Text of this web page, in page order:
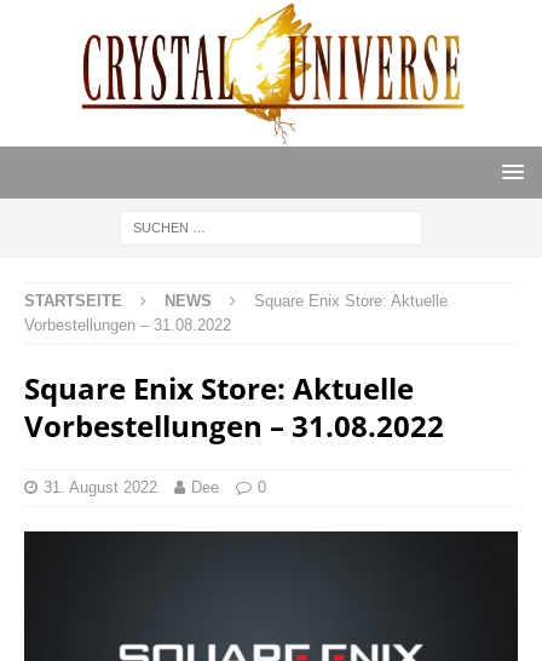
STARTSEITE NEWS
Square Enix Store: Aktuelle
Vorbestellungen – 31.08.2022
Square Enix Store: Aktuelle
Vorbestellungen – 31.08.2022
31. August 2022 Dee 0